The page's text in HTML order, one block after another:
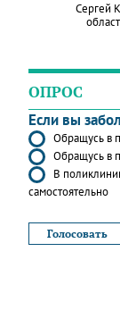
Сергей
ОПРОС
Если вы
Обращусь в
Обращусь в
В
самостоятельно